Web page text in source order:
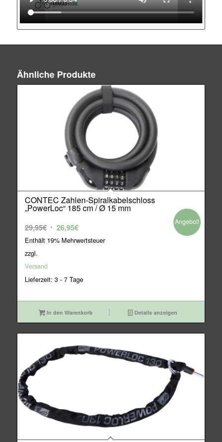
Ähnliche Produkte
CONTEC Zahlen-Spiralkabelschloss
„PowerLoc“ 185 cm / Ø 15 mm
29,95€ Ursprünglicher
Preis
26,95€Aktueller
Preis
Enthält 19% Mehrwertsteuer
zzgl.
Versand
Lieferzeit: 3 - 7 Tage
Angebot!
In den Warenkorb Details anzeigen